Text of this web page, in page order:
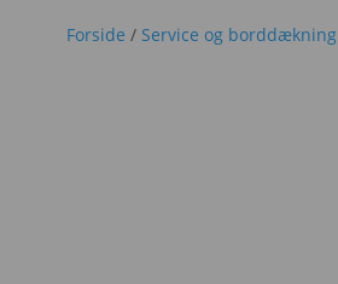
Forside / Service og borddækning